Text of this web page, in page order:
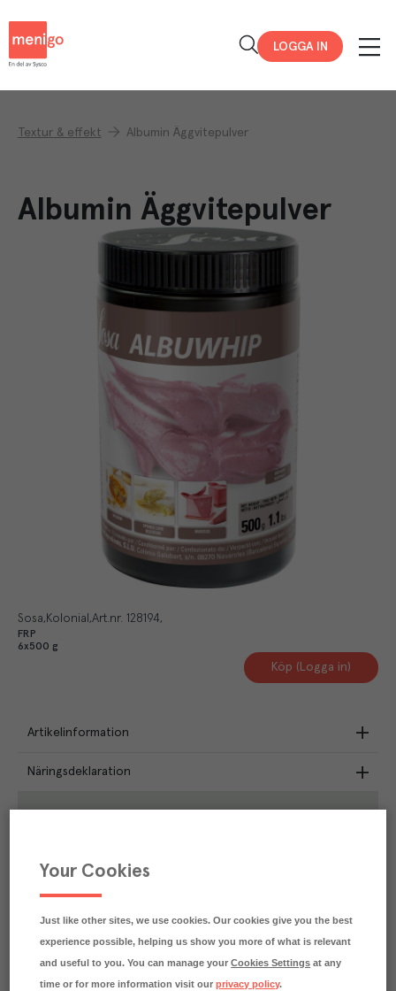
LOGGA IN
Textur & effekt Albumin Äggvitepulver
Albumin Äggvitepulver
Sosa Kolonial Art.nr. 128194
FRP
6x500 g
Köp (Logga in)
Artikelinformation
Näringsdeklaration
utsläppen av 28.1 kg koldioxid.
Your Cookies
Just like other sites, we use cookies. Our cookies give you the best
experience possible, helping us show you more of what is relevant
and useful to you. You can manage yourCookies Settings at any
time or for more information visit ourprivacy policy.